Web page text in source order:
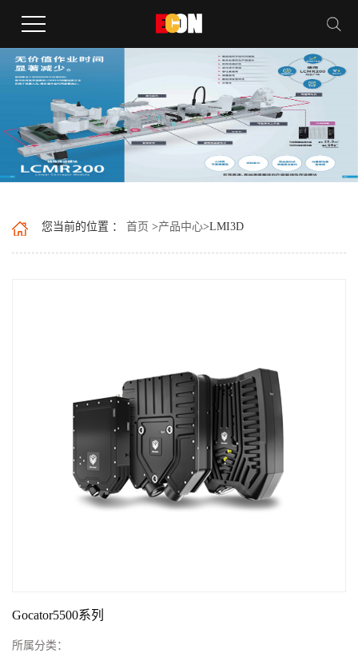
您当前的位置 ： 首页 >产品中心>LMI3D
Gocator5500系列
所属分类：